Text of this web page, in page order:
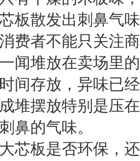
板散发出刺鼻气
费者不能只关注
闻堆放在卖场里
间存放，异味已
堆摆放特别是压
鼻的气味。
芯板是否环保，